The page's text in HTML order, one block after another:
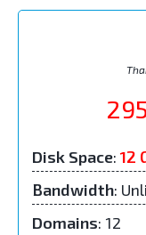
Disk Space: 12
Bandwidth:
Domains: 12